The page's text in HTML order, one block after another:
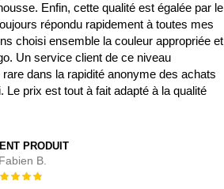
Enfin, cette qualité est égalée par le
répondu rapidement à toutes mes
choisi ensemble la couleur appropriée et
Un service client de ce niveau
dans la rapidité anonyme des achats
Le prix est tout à fait adapté à la qualité
PRODUIT
Fabien B.
: